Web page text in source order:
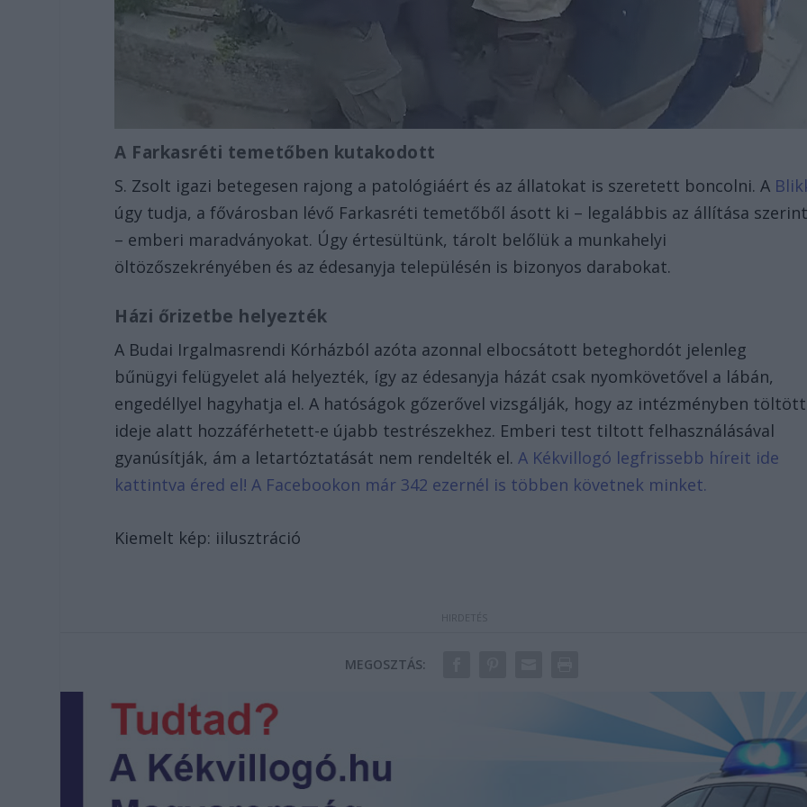
A Farkasréti temetőben kutakodott
S. Zsolt igazi betegesen rajong a patológiáért és az állatokat is szeretett boncolni. A
úgy tudja, a fővárosban lévő Farkasréti temetőből ásott ki – legalábbis az állítása
– emberi maradványokat. Úgy értesültünk, tárolt belőlük a munkahelyi
öltözőszekrényében és az édesanyja településén is bizonyos darabokat.
Házi őrizetbe helyezték
A Budai Irgalmasrendi Kórházból azóta azonnal elbocsátott beteghordót jelenleg
bűnügyi felügyelet alá helyezték, így az édesanyja házát csak nyomkövetővel a lábán,
engedéllyel hagyhatja el. A hatóságok gőzerővel vizsgálják, hogy az intézményben töltött
ideje alatt hozzáférhetett-e újabb testrészekhez. Emberi test tiltott felhasználásával
gyanúsítják, ám a letartóztatását nem rendelték el.A Kékvillogó legfrissebb híreit ide
kattintva éred el! A Facebookon már 342 ezernél is többen követnek minket.
Kiemelt kép: iilusztráció
MEGOSZTÁS: